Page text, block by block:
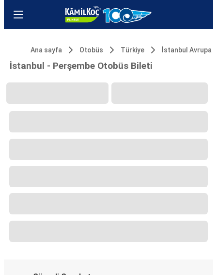
Ana sayfa Otobüs Türkiye İstanbul Avrupa
İstanbul - Perşembe Otobüs Bileti